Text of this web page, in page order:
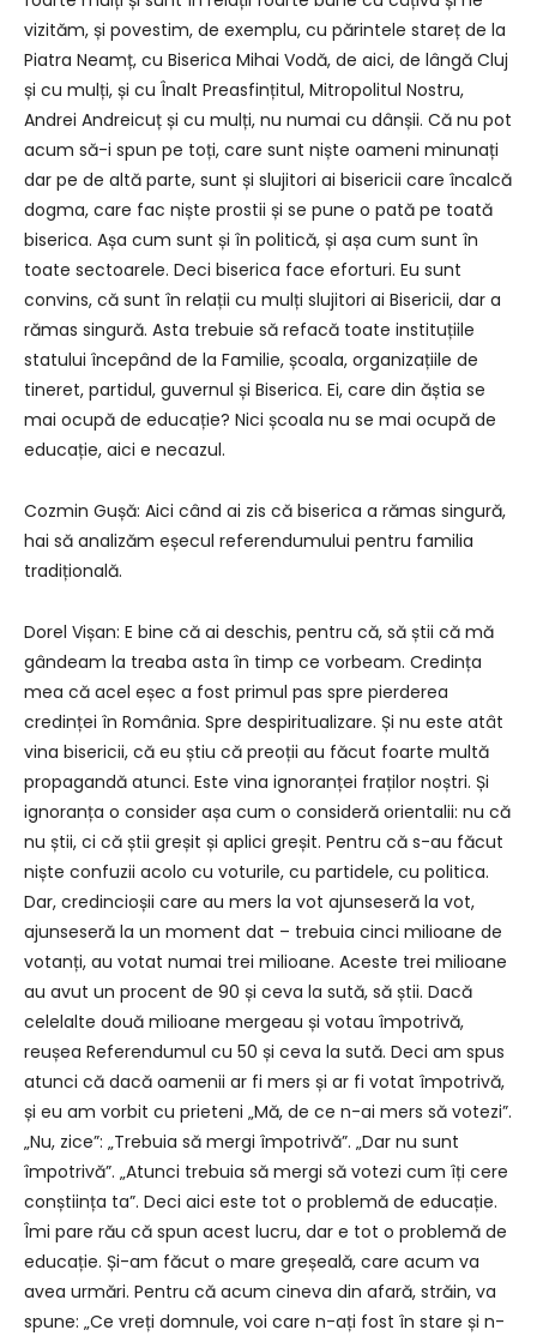
vizităm, și povestim, de exemplu, cu părintele stareț de la
Piatra Neamț, cu Biserica Mihai Vodă, de aici, de lângă Cluj
și cu mulți, și cu Înalt Preasfințitul, Mitropolitul Nostru,
Andrei Andreicuț și cu mulți, nu numai cu dânșii. Că nu pot
acum să-i spun pe toți, care sunt niște oameni minunați
dar pe de altă parte, sunt și slujitori ai bisericii care încalcă
dogma, care fac niște prostii și se pune o pată pe toată
biserica. Așa cum sunt și în politică, și așa cum sunt în
toate sectoarele. Deci biserica face eforturi. Eu sunt
convins, că sunt în relații cu mulți slujitori ai Bisericii, dar a
rămas singură. Asta trebuie să refacă toate instituțiile
statului începând de la Familie, școala, organizațiile de
tineret, partidul, guvernul și Biserica. Ei, care din ăștia se
mai ocupă de educație? Nici școala nu se mai ocupă de
educație, aici e necazul.
Cozmin Gușă: Aici când ai zis că biserica a rămas singură,
hai să analizăm eșecul referendumului pentru familia
tradițională.
Dorel Vișan: E bine că ai deschis, pentru că, să știi că mă
gândeam la treaba asta în timp ce vorbeam. Credința
mea că acel eșec a fost primul pas spre pierderea
credinței în România. Spre despiritualizare. Și nu este atât
vina bisericii, că eu știu că preoții au făcut foarte multă
propagandă atunci. Este vina ignoranței fraților noștri. Și
ignoranța o consider așa cum o consideră orientalii: nu că
nu știi, ci că știi greșit și aplici greșit. Pentru că s-au făcut
niște confuzii acolo cu voturile, cu partidele, cu politica.
Dar, credincioșii care au mers la vot ajunseseră la vot,
ajunseseră la un moment dat – trebuia cinci milioane de
votanți, au votat numai trei milioane. Aceste trei milioane
au avut un procent de 90 și ceva la sută, să știi. Dacă
celelalte două milioane mergeau și votau împotrivă,
reușea Referendumul cu 50 și ceva la sută. Deci am spus
atunci că dacă oamenii ar fi mers și ar fi votat împotrivă,
și eu am vorbit cu prieteni „Mă, de ce n-ai mers să votezi”.
„Nu, zice”: „Trebuia să mergi împotrivă”. „Dar nu sunt
împotrivă”. „Atunci trebuia să mergi să votezi cum îți cere
conștiința ta”. Deci aici este tot o problemă de educație.
Îmi pare rău că spun acest lucru, dar e tot o problemă de
educație. Și-am făcut o mare greșeală, care acum va
avea urmări. Pentru că acum cineva din afară, străin, va
spune: „Ce vreți domnule, voi care n-ați fost în stare și n-